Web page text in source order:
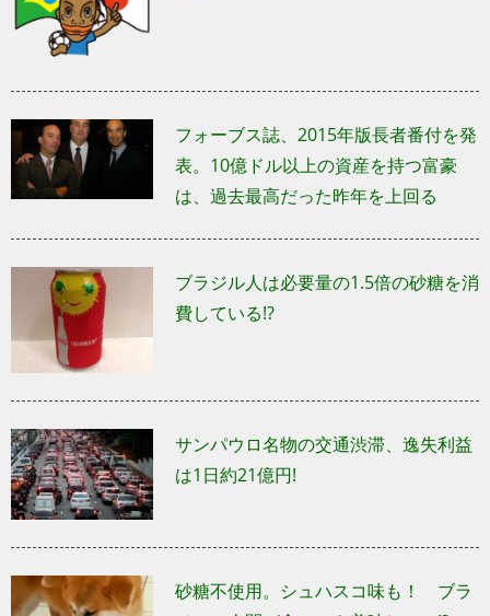
フォーブス誌、2015年版長者番付を発
表。10億ドル以上の資産を持つ富豪
は、過去最高だった昨年を上回る
ブラジル人は必要量の1.5倍の砂糖を消
費している!?
サンパウロ名物の交通渋滞、逸失利益
は1日約21億円!
砂糖不使用。シュハスコ味も！ ブラ